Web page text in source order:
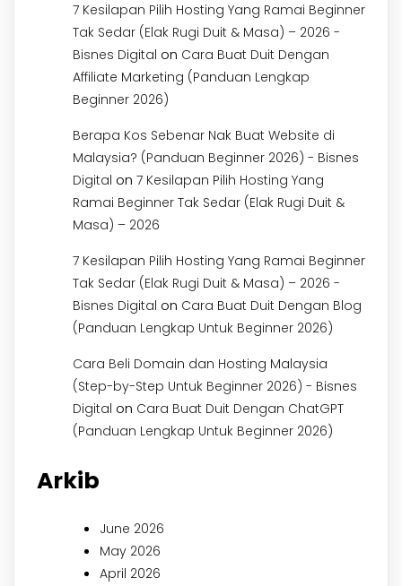
7 Kesilapan Pilih Hosting Yang Ramai Beginner
Tak Sedar (Elak Rugi Duit & Masa) – 2026 -
Bisnes Digital on Cara Buat Duit Dengan
Affiliate Marketing (Panduan Lengkap
Beginner 2026)
Berapa Kos Sebenar Nak Buat Website di
Malaysia? (Panduan Beginner 2026) - Bisnes
Digital on 7 Kesilapan Pilih Hosting Yang
Ramai Beginner Tak Sedar (Elak Rugi Duit &
Masa) – 2026
7 Kesilapan Pilih Hosting Yang Ramai Beginner
Tak Sedar (Elak Rugi Duit & Masa) – 2026 -
Bisnes Digital on Cara Buat Duit Dengan Blog
(Panduan Lengkap Untuk Beginner 2026)
Cara Beli Domain dan Hosting Malaysia
(Step-by-Step Untuk Beginner 2026) - Bisnes
Digital on Cara Buat Duit Dengan ChatGPT
(Panduan Lengkap Untuk Beginner 2026)
Arkib
June 2026
May 2026
April 2026